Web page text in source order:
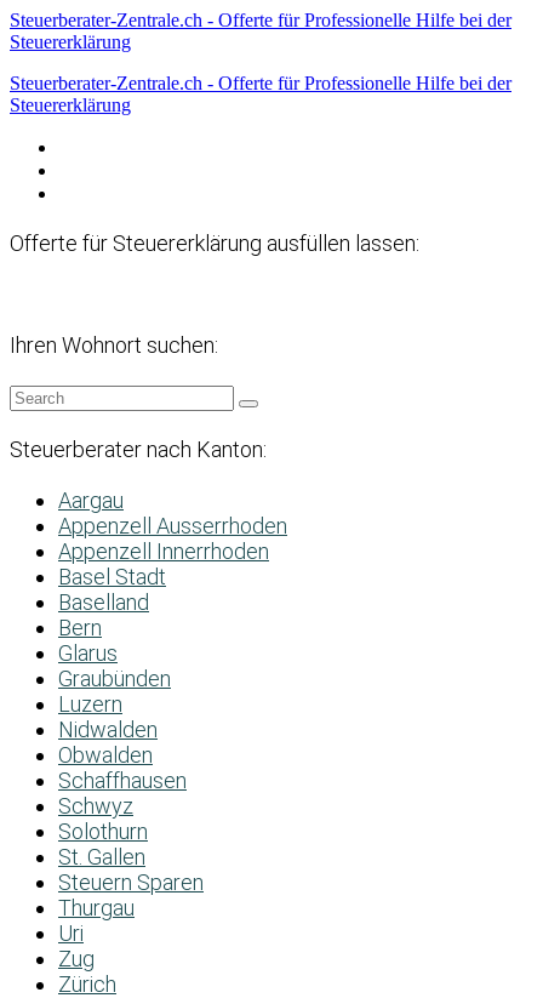
Steuerberater-Zentrale.ch - Offerte für Professionelle Hilfe bei der
Steuererklärung
Steuerberater-Zentrale.ch - Offerte für Professionelle Hilfe bei der
Steuererklärung
Offerte für Steuererklärung ausfüllen lassen:
Ihren Wohnort suchen:
Steuerberater nach Kanton:
Aargau
Appenzell Ausserrhoden
Appenzell Innerrhoden
Basel Stadt
Baselland
Bern
Glarus
Graubünden
Luzern
Nidwalden
Obwalden
Schaffhausen
Schwyz
Solothurn
St. Gallen
Steuern Sparen
Thurgau
Uri
Zug
Zürich